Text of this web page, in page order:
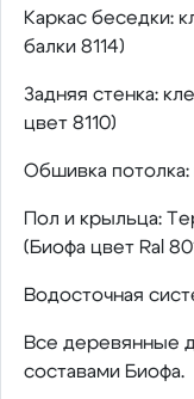
Каркас беседки:
балки 8114)
Задняя стенка:
цвет 8110)
Обшивка потолка:
Пол и крыльца:
(Биофа цвет Ral
Водосточная
Все деревянные
составами Биофа.